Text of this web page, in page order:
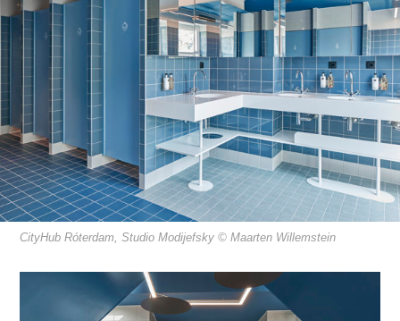
CityHub Róterdam, Studio Modijefsky © Maarten Willemstein